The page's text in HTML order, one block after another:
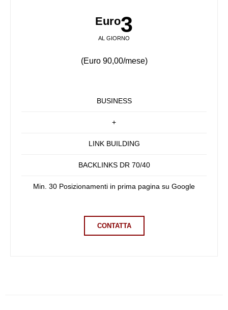
Euro3
AL GIORNO
(Euro 90,00/mese)
BUSINESS
+
LINK BUILDING
BACKLINKS DR 70/40
Min. 30 Posizionamenti in prima pagina su Google
CONTATTA